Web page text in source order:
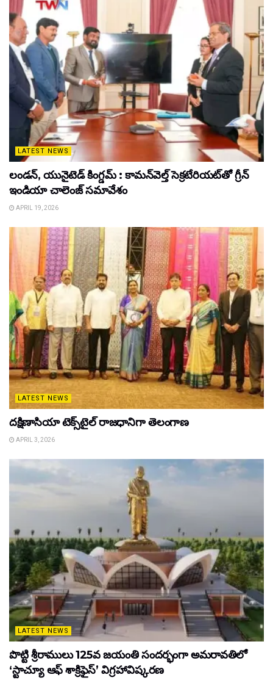
LATEST NEWS
లండన్, యునైటెడ్ కింగ్డమ్ : కామన్‌వెల్త్ సెక్రటేరియట్‌తో గ్రీన్
ఇండియా చాలెంజ్ సమావేశం
APRIL 19, 2026
LATEST NEWS
దక్షిణాసియా టెక్స్‌టైల్ రాజధానిగా తెలంగాణ
APRIL 3, 2026
LATEST NEWS
పొట్టి శ్రీరాములు 125వ జయంతి సందర్భంగా అమరావతిలో
‘స్టాచ్యూ ఆఫ్ శాక్రిఫైస్’ విగ్రహావిష్కరణ